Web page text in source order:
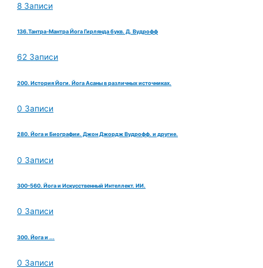
8 Записи
136.Тантра-Мантра Йога Гирлянда букв. Д. Вудрофф
62 Записи
200. История Йоги. Йога Асаны в различных источниках.
0 Записи
280. Йога и Биографии. Джон Джордж Вудрофф. и другие.
0 Записи
300-560. Йога и Искусственный Интеллект. ИИ.
0 Записи
300. Йога и ...
0 Записи